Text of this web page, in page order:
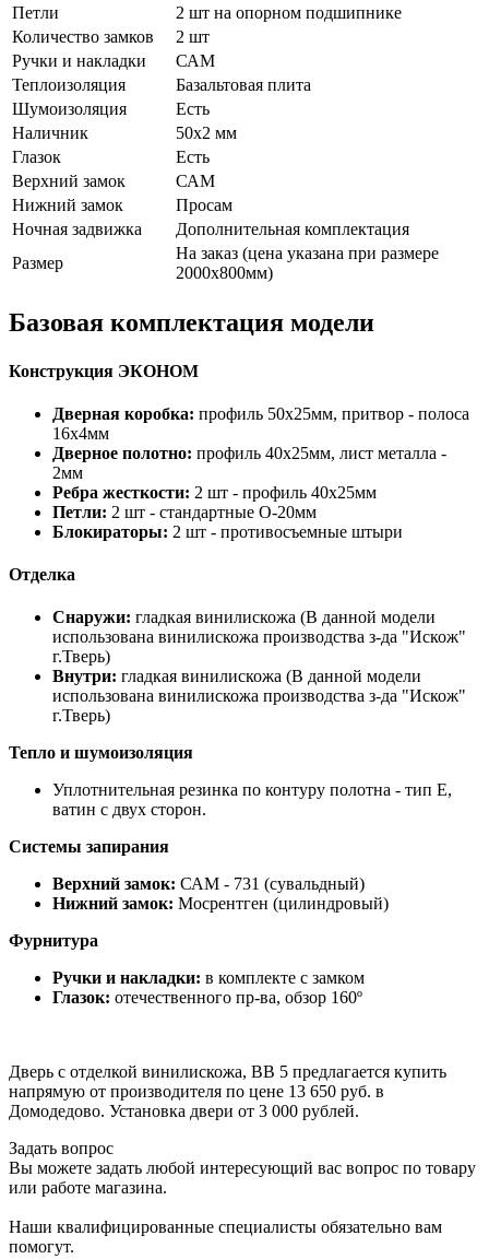
Петли
2 шт на опорном подшипнике
Количество замков
2 шт
Ручки и накладки
САМ
Теплоизоляция
Базальтовая плита
Шумоизоляция
Есть
Наличник
50х2 мм
Глазок
Есть
Верхний замок
САМ
Нижний замок
Просам
Ночная задвижка
Дополнительная комплектация
Размер
На заказ (цена указана при размере
2000х800мм)
Базовая комплектация модели
Конструкция ЭКОНОМ
Дверная коробка: профиль 50х25мм, притвор - полоса
16х4мм
Дверное полотно: профиль 40х25мм, лист металла -
2мм
Ребра жесткости: 2 шт - профиль 40х25мм
Петли: 2 шт - стандартные O-20мм
Блокираторы: 2 шт - противосъемные штыри
Отделка
Снаружи: гладкая винилискожа (В данной модели
использована винилискожа производства з-да "Искож"
г.Тверь)
Внутри: гладкая винилискожа (В данной модели
использована винилискожа производства з-да "Искож"
г.Тверь)
Тепло и шумоизоляция
Уплотнительная резинка по контуру полотна - тип Е,
ватин с двух сторон.
Системы запирания
Верхний замок: САМ - 731 (сувальдный)
Нижний замок: Мосрентген (цилиндровый)
Фурнитура
Ручки и накладки: в комплекте с замком
Глазок: отечественного пр-ва, обзор 160º
Дверь с отделкой винилискожа, ВВ 5 предлагается купить
напрямую от производителя по цене 13 650 руб. в
Домодедово. Установка двери от 3 000 рублей.
Задать вопрос
Вы можете задать любой интересующий вас вопрос по товару
или работе магазина.
Наши квалифицированные специалисты обязательно вам
помогут.